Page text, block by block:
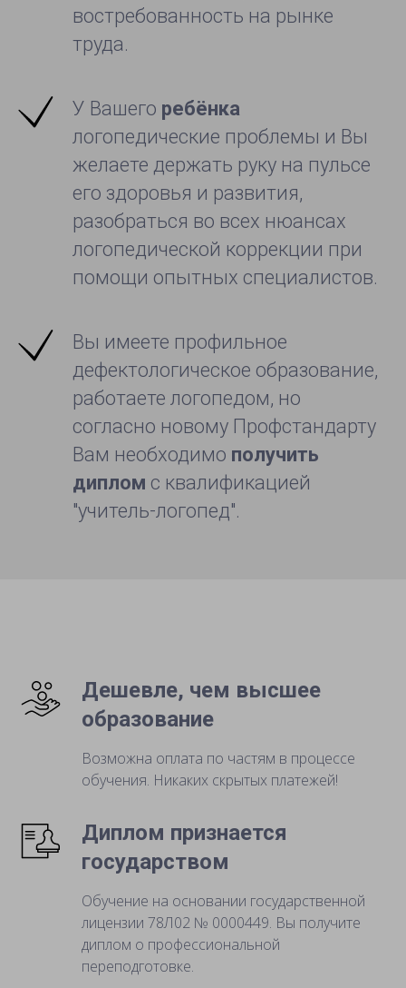
востребованность на рынке
труда.
У Вашего ребёнка
логопедические проблемы и Вы
желаете держать руку на пульсе
его здоровья и развития,
разобраться во всех нюансах
логопедической коррекции при
помощи опытных специалистов.
Вы имеете профильное
дефектологическое образование,
работаете логопедом, но
согласно новому Профстандарту
Вам необходимо получить
диплом с квалификацией
"учитель-логопед".
Дешевле, чем высшее
образование
Возможна оплата по частям в процессе
обучения. Никаких скрытых платежей!
Диплом признается
государством
Обучение на основании государственной
лицензии 78Л02 № 0000449. Вы получите
диплом о профессиональной
переподготовке.